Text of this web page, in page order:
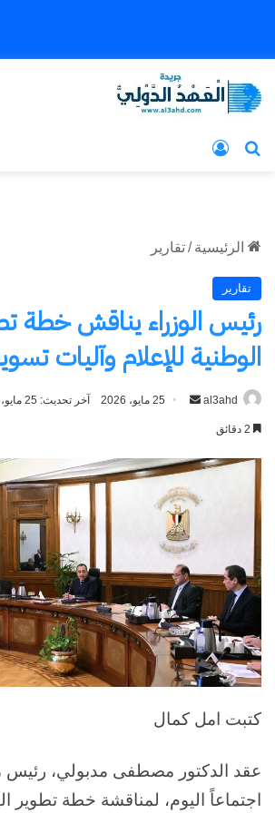
بحث عن
الرئيسية /تقارير
تقارير
رئيس الوزراء يناقش خطة
الوطنية للإعلام وآليات
al3ahd
أرسل 25 مايو، 2026 آخر تحديث: 25 مايو، 2026
كتبت امل كمال
عقد الدكتور مصطفى مدبولي، رئيس
اجتماعاً اليوم، لمناقشة خطة تطوير